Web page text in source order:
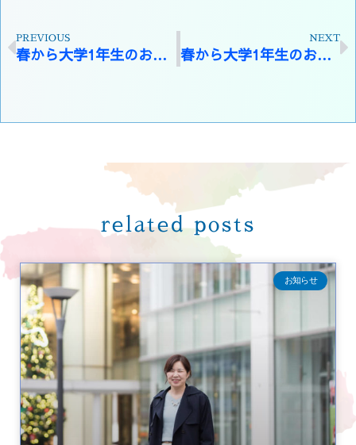
PREVIOUS
春から大学1年生のお二人で☆パーソナルカラーペア診断宇都宮
NEXT
春から大学1年生のお二人で☆骨格診断 宇都宮
related posts
お知らせ